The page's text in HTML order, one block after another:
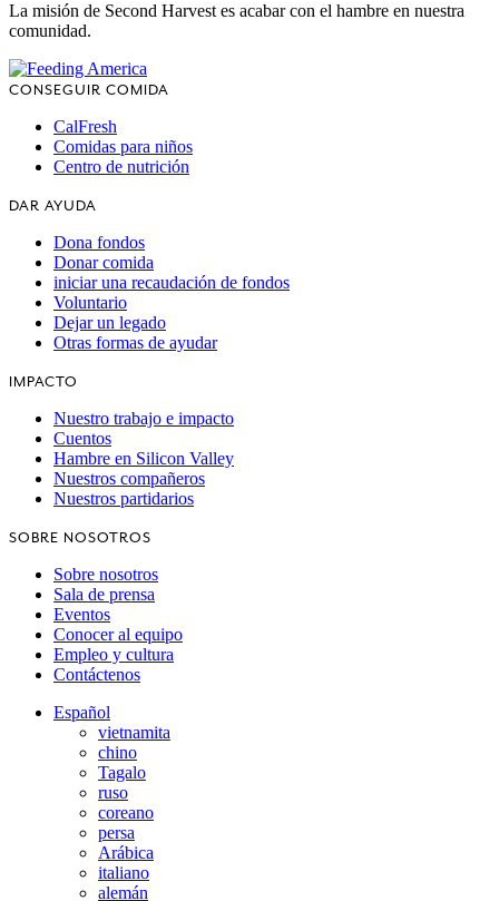
La misión de Second Harvest es acabar con el hambre en nuestra
comunidad.
CONSEGUIR COMIDA
CalFresh
Comidas para niños
Centro de nutrición
DAR AYUDA
Dona fondos
Donar comida
iniciar una recaudación de fondos
Voluntario
Dejar un legado
Otras formas de ayudar
IMPACTO
Nuestro trabajo e impacto
Cuentos
Hambre en Silicon Valley
Nuestros compañeros
Nuestros partidarios
SOBRE NOSOTROS
Sobre nosotros
Sala de prensa
Eventos
Conocer al equipo
Empleo y cultura
Contáctenos
Español
vietnamita
chino
Tagalo
ruso
coreano
persa
Arábica
italiano
alemán